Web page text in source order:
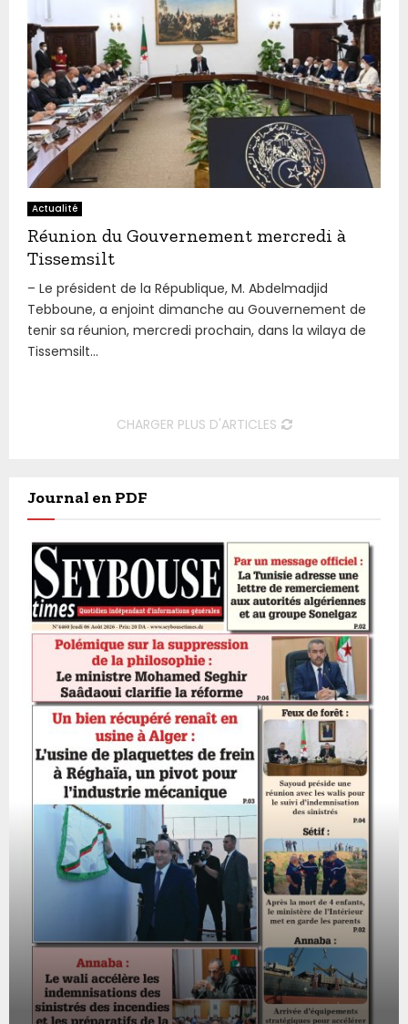
Actualité
Réunion du Gouvernement mercredi à
Tissemsilt
– Le président de la République, M. Abdelmadjid
Tebboune, a enjoint dimanche au Gouvernement de
tenir sa réunion, mercredi prochain, dans la wilaya de
Tissemsilt...
CHARGER PLUS D'ARTICLES
Journal en PDF